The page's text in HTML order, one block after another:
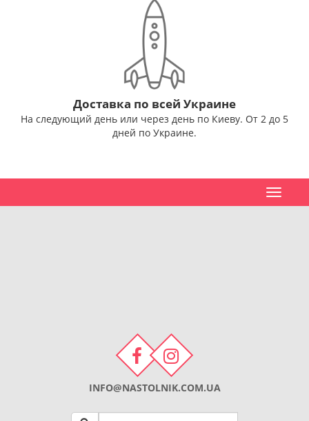
Доставка по всей Украине
На следующий день или через день по Киеву. От 2 до 5
дней по Украине.
Toggle
INFO@NASTOLNIK.COM.UA